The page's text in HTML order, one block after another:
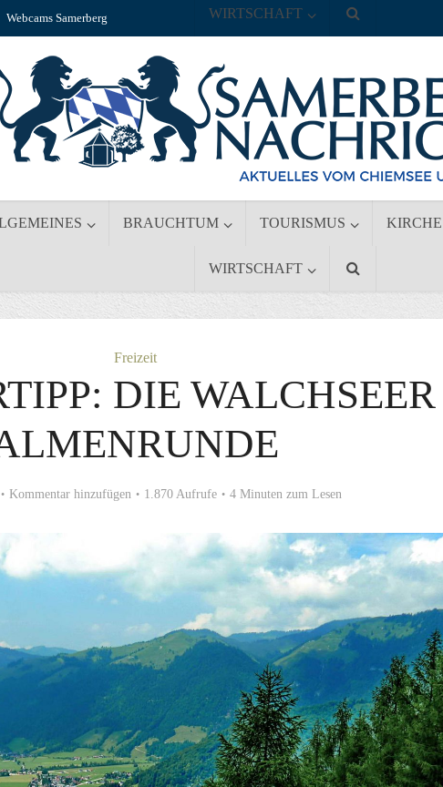
Webcams Samerberg
BRAUCHTUM TOURISMUS KIRCHE
WIRTSCHAFT
WIRTSCHAFT
Freizeit
DIE WALCHSEER
Kommentar hinzufügen 1.870 Aufrufe 4 Minuten zum Lesen